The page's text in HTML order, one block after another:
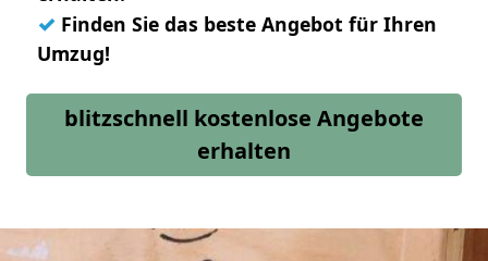
✓ Finden Sie das beste Angebot für Ihren
Umzug!
blitzschnell kostenlose Angebote
erhalten